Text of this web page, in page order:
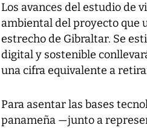
Los avances del estudio de
ambiental del proyecto que
estrecho de Gibraltar. Se
digital y sostenible
una cifra equivalente a
Para asentar las bases
panameña —junto a